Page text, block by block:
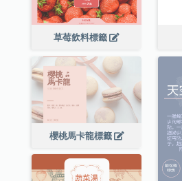
草莓飲料標籤
櫻桃馬卡龍標籤